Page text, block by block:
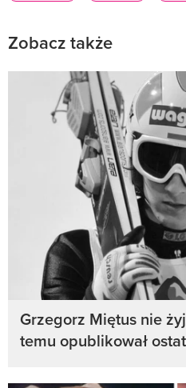
Zobacz także
Grzegorz Miętus nie
temu opublikował